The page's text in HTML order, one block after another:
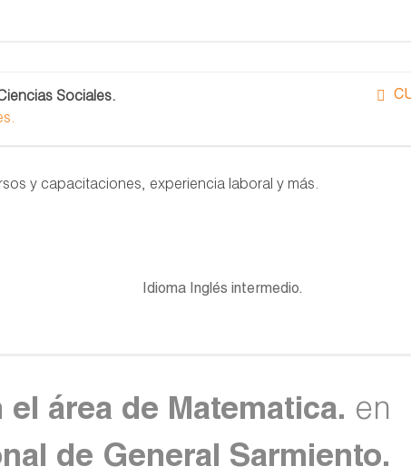
Sociales.
y capacitaciones, experiencia laboral y más.
Idioma Inglés intermedio.
área de Matematica. en
de General Sarmiento.